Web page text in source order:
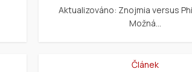
Aktualizováno: Znojmia versus
Možná…
Článek